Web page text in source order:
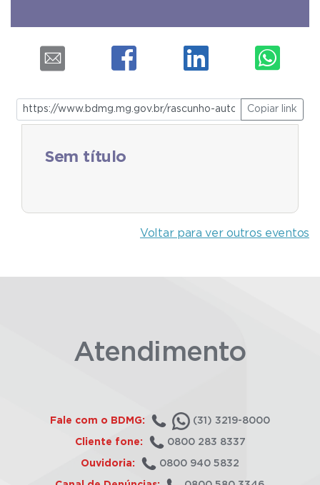
Copiar link
Sem título
Voltar para ver outros eventos
Atendimento
Fale com o BDMG: (31) 3219-8000
Cliente fone: 0800 283 8337
Ouvidoria: 0800 940 5832